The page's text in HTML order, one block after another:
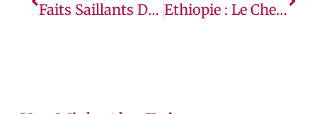
Faits Saillants Du Rassemblement International Du NEF 2020 Ethiopie : Le Chef De L’ONU Estime Essentiel De Restaurer Rapidement L’Etat De Droit Dans La Province Du Tigré